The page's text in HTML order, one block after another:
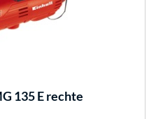
135 E rechte